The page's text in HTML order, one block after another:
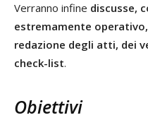
Verranno infine discusse,
estremamente
redazione degli atti, dei
check-list.
Obiettivi